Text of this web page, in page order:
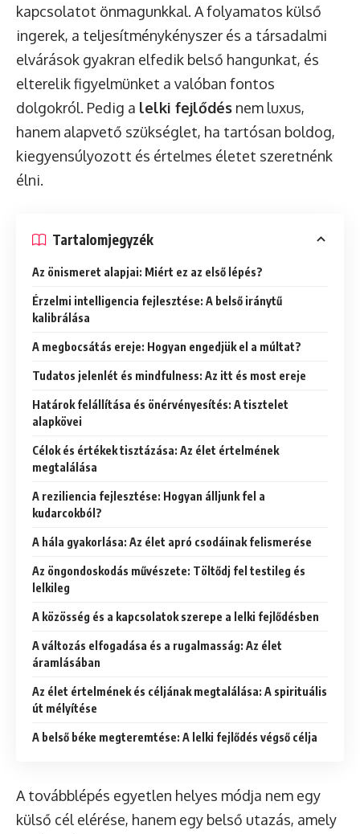
kapcsolatot önmagunkkal. A folyamatos külső
ingerek, a teljesítménykényszer és a társadalmi
elvárások gyakran elfedik belső hangunkat, és
elterelik figyelmünket a valóban fontos
dolgokról. Pedig a lelki fejlődés nem luxus,
hanem alapvető szükséglet, ha tartósan boldog,
kiegyensúlyozott és értelmes életet szeretnénk
élni.
Tartalomjegyzék
Az önismeret alapjai: Miért ez az első lépés?
Érzelmi intelligencia fejlesztése: A belső iránytű
kalibrálása
A megbocsátás ereje: Hogyan engedjük el a múltat?
Tudatos jelenlét és mindfulness: Az itt és most ereje
Határok felállítása és önérvényesítés: A tisztelet
alapkövei
Célok és értékek tisztázása: Az élet értelmének
megtalálása
A reziliencia fejlesztése: Hogyan álljunk fel a
kudarcokból?
A hála gyakorlása: Az élet apró csodáinak felismerése
Az öngondoskodás művészete: Töltődj fel testileg és
lelkileg
A közösség és a kapcsolatok szerepe a lelki fejlődésben
A változás elfogadása és a rugalmasság: Az élet
áramlásában
Az élet értelmének és céljának megtalálása: A spirituális
út mélyítése
A belső béke megteremtése: A lelki fejlődés végső célja
A továbblépés egyetlen helyes módja nem egy
külső cél elérése, hanem egy belső utazás, amely